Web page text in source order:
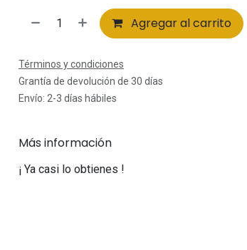
Agregar al carrito
Términos y condiciones
Grantía de devolución de 30 días
Envío: 2-3 días hábiles
Más información
¡ Ya casi lo obtienes !